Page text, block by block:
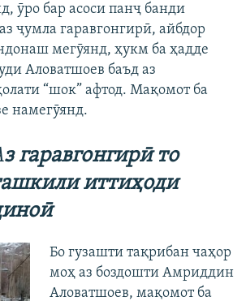
ӯро бар асоси панҷ банди
ҷумла гаравгонгирӣ, айбдор
мегӯянд, ҳукм ба ҳадде
Аловатшоев баъд аз
“шок” афтод. Мақомот ба
намегӯянд.
з гаравгонгирӣто
иттиҳоди
иноӣ
Бо гузашти тақрибан чаҳор
моҳ аз боздошти Амриддин
Аловатшоев, мақомот ба